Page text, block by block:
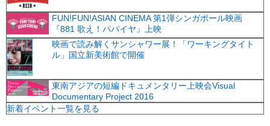
FUN!FUN!ASIAN CINEMA 第1弾シンガポール映画
『881 歌え！パパイヤ』上映
映画で読み解くサンシャワー展！「ワーキングタイト
ル」国立新美術館で開催
東南アジアの短編ドキュメンタリー上映会Visual
Documentary Project 2016
新着イベント一覧を見る